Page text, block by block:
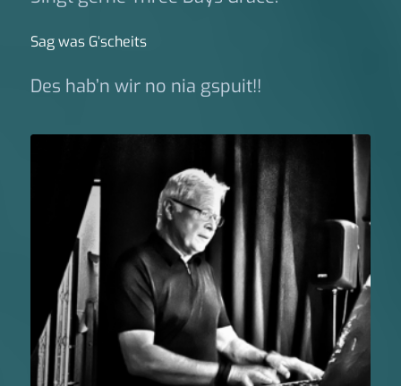
Sag was G‘scheits
Des hab’n wir no nia gspuit!!